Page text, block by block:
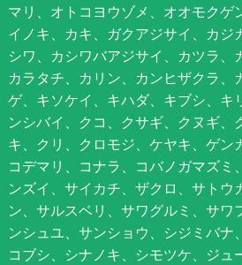
マリ、オトコヨウゾメ、オオモクゲ
イノキ、カキ、ガクアジサイ、カジ
シワ、カシワバアジサイ、カツラ、
カラタチ、カリン、カンヒザクラ、
ゲ、キソケイ、キハダ、キブシ、キ
ンシバイ、クコ、クサギ、クヌギ、
キ、クリ、クロモジ、ケヤキ、ゲン
コデマリ、コナラ、コバノガマズミ
ンズイ、サイカチ、ザクロ、サトウ
ン、サルスベリ、サワグルミ、サワ
ンシュユ、サンショウ、シジミバナ
コブシ、シナノキ、シモツケ、ジュ